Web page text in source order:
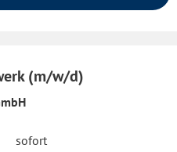
(m/w/d)
sofort